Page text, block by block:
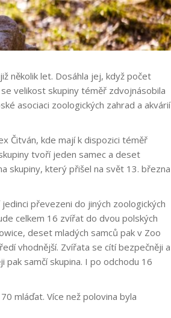
několik let. Dosáhla jej, když počet
velikost skupiny téměř zdvojnásobila
asociaci zoologických zahrad a akvárií
Čitván, kde mají k dispozici téměř
tvoří jeden samec a deset
skupiny, který přišel na svět 13. března
převezeni do jiných zoologických
celkem 16 zvířat do dvou polských
deset mladých samců pak v Zoo
vhodnější. Zvířata se cítí bezpečněji a
pak samčí skupina. I po odchodu 16
mláďat. Více než polovina byla